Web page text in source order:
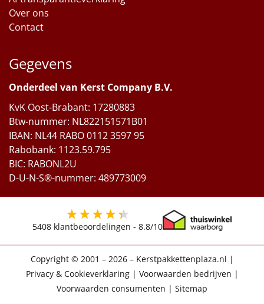
Over ons
Contact
Gegevens
Onderdeel van Kerst Company B.V.
KvK Oost-Brabant: 17280883
Btw-nummer: NL822151571B01
IBAN: NL44 RABO 0112 3597 95
Rabobank: 1123.59.795
BIC: RABONL2U
D-U-N-S®-nummer: 489773009
5408 klantbeoordelingen - 8.8/10
Copyright © 2001 – 2026 – Kerstpakkettenplaza.nl |
Privacy & Cookieverklaring| Voorwaarden bedrijven |
Voorwaarden consumenten | Sitemap